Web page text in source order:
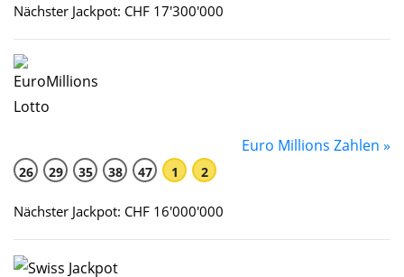
Nächster Jackpot: CHF 17'300'000
Euro Millions Zahlen »
26 29 35 38 47 1 2
Nächster Jackpot: CHF 16'000'000